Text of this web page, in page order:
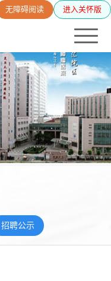
无障碍阅读 进入关怀版
招聘公示